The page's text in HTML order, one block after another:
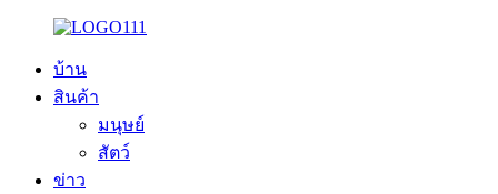
บ้าน
สินค้า
มนุษย์
สัตว์
ข่าว